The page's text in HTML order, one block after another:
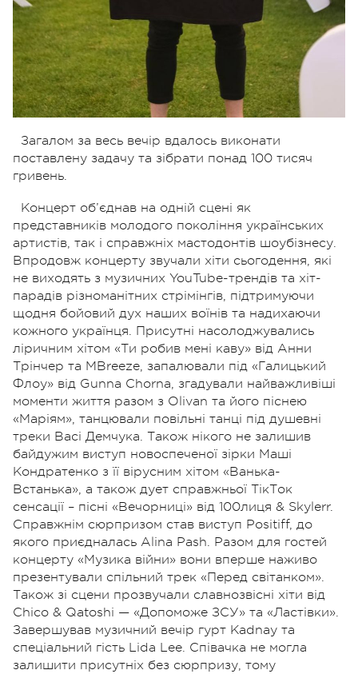
Загалом за весь вечір вдалось виконати
поставлену задачу та зібрати понад 100 тисяч
гривень.
Концерт об’єднав на одній сцені як
представників молодого покоління українських
артистів, так і справжніх мастодонтів шоубізнесу.
Впродовж концерту звучали хіти сьогодення, які
не виходять з музичних YouTube-трендів та хіт-
парадів різноманітних стрімінгів, підтримуючи
щодня бойовий дух наших воїнів та надихаючи
кожного українця. Присутні насолоджувались
ліричним хітом «Ти робив мені каву» від Анни
Трінчер та MBreeze, запалювали під «Галицький
Флоу» від Gunna Chorna, згадували найважливіші
моменти життя разом з Olivan та його піснею
«Маріям», танцювали повільні танці під душевні
треки Васі Демчука. Також нікого не залишив
байдужим виступ новоспеченої зірки Маші
Кондратенко з її вірусним хітом «Ванька-
Встанька», а також дует справжньої ТікТок
сенсації – пісні «Вечорниці» від 100лиця & Skylerr.
Справжнім сюрпризом став виступ Positiff, до
якого приєдналась Alina Pash. Разом для гостей
концерту «Музика війни» вони вперше наживо
презентували спільний трек «Перед світанком».
Також зі сцени прозвучали славнозвісні хіти від
Chico & Qatoshi — «Допоможе ЗСУ» та «Ластівки».
Завершував музичний вечір гурт Kadnay та
спеціальний гість Lida Lee. Співачка не могла
залишити присутніх без сюрпризу, тому